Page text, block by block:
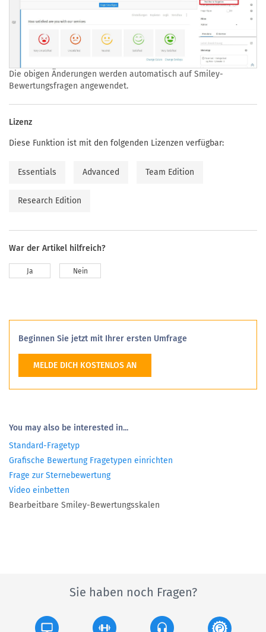
Die obigen Änderungen werden automatisch auf Smiley-
Bewertungsfragen angewendet.
Lizenz
Diese Funktion ist mit den folgenden Lizenzen verfügbar:
Essentials Advanced Team Edition
Research Edition
War der Artikel hilfreich?
Ja Nein
Beginnen Sie jetzt mit Ihrer ersten Umfrage
MELDE DICH KOSTENLOS AN
You may also be interested in...
Standard-Fragetyp
Grafische Bewertung Fragetypen einrichten
Frage zur Sternebewertung
Video einbetten
Bearbeitbare Smiley-Bewertungsskalen
Sie haben noch Fragen?